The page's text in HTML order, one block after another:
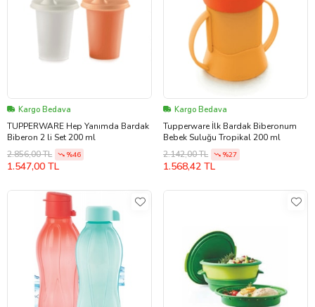
Kargo Bedava
TUPPERWARE Hep Yanımda Bardak
Biberon 2 li Set 200 ml
2.856,00 TL
%46
1.547,00 TL
Kargo Bedava
Tupperware İlk Bardak Biberonum
Bebek Suluğu Tropikal 200 ml
2.142,00 TL
%27
1.568,42 TL